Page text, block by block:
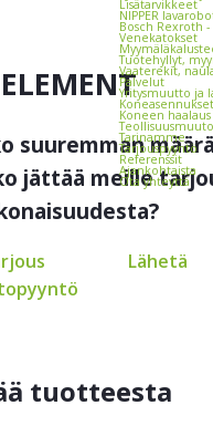
Lisätarvikkeet
NIPPER
Bosch Rexroth -
Vene­katokset
Tuotehyllyt,
Vaate­rekit,
Palvelut
Yritysmuutto ja
Koneasennukset
Koneen haalaus
Tarinamme
Tarjouspyyntö
Referenssit
Ajankohtaista
Ota yhteyttä
suuremman
jättää meille
Lähetä
tuotteesta